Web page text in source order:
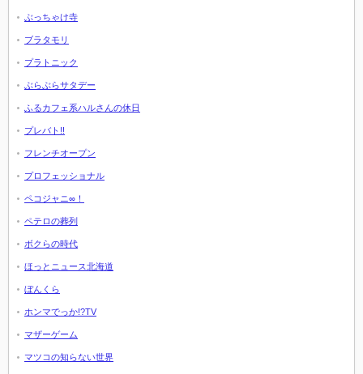
ぶっちゃけ寺
ブラタモリ
プラトニック
ぶらぶらサタデー
ふるカフェ系ハルさんの休日
プレバト!!
フレンチオープン
プロフェッショナル
ペコジャニ∞！
ペテロの葬列
ボクらの時代
ほっとニュース北海道
ぼんくら
ホンマでっか!?TV
マザーゲーム
マツコの知らない世界